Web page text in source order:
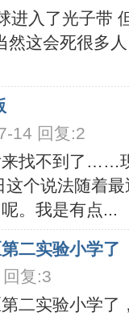
进入了光子带
然这会死很多
14 回复:2
找不到了……
个说法随着
。我是有点...
二实验小学了
复:3
二实验小学了